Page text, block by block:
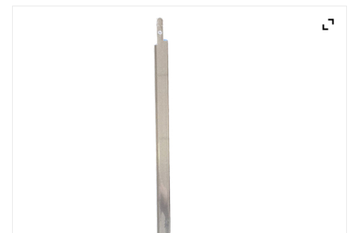
ACCEDI / REGISTRATI